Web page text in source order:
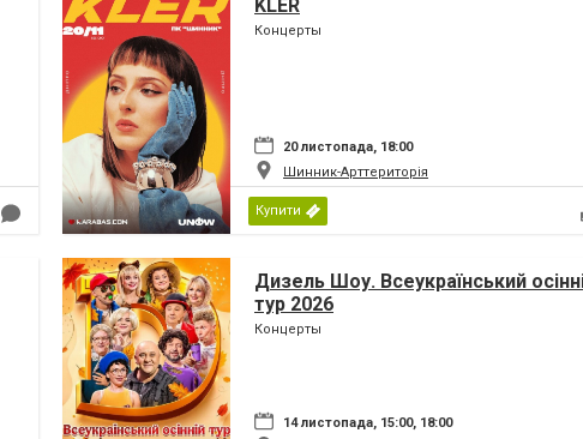
KLER
Концерты
20 листопада, 18:00
Шинник-Арттериторія
Купити
Дизель Шоу. Всеукраїнський
тур 2026
Концерты
14 листопада, 15:00, 18:00